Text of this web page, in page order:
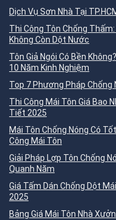
Dịch Vụ Sơn Nhà Tại
Thi Công Tôn Chống
Không Còn Dột Nước
Tôn Giả Ngói Có Bền
10 Năm Kinh Nghiệm
Top 7 Phương Pháp Chống
Thi Công Mái Tôn Giá Bao
Tiết 2025
Mái Tôn Chống Nóng Có
Công Mái Tôn
Giải Pháp Lợp Tôn Chống
Quanh Năm
Giá Tấm Dán Chống Dột
2025
Bảng Giá Mái Tôn Nhà